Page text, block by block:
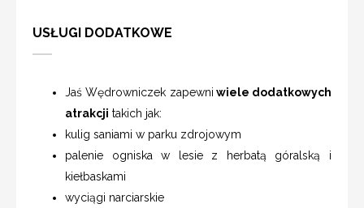
USŁUGI DODATKOWE
Jaś Wędrowniczek zapewni wiele dodatkowych
atrakcji takich jak:
kulig saniami w parku zdrojowym
palenie ogniska w lesie z herbatą góralską i
kiełbaskami
wyciągi narciarskie